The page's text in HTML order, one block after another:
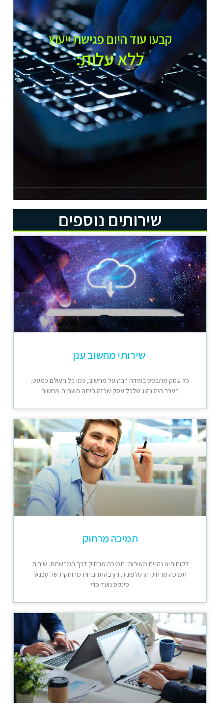
קבעו עוד היום פגישת ייעוץ
ללא עלות:​
שירותים נוספים
שירותי מחשוב ענן
כל עסק מתבסס במידה רבה על מחשוב, כמו כל העולם כמעט.
בעבר היה נהוג שלכל עסק שכזה היתה תשתית מחשוב
תמיכה מרחוק
לקוחותינו נהנים משירותי תמיכה מרחוק דרך המרשתת. שירות
תמיכה מרחוק הן טלפונית והן בהתחברות מרוחקת של טכנאי
סינקס נועד כדי